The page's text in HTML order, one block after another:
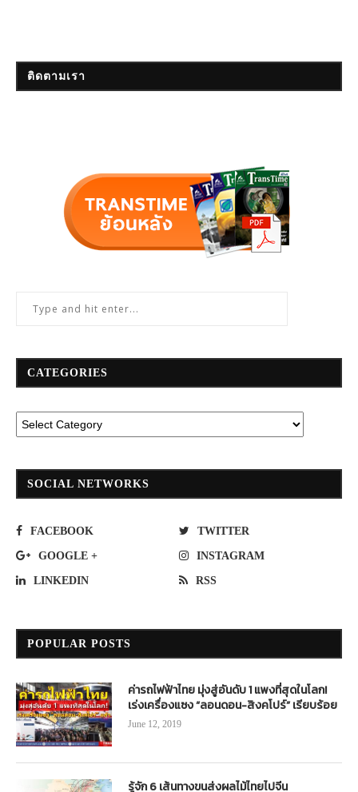
ติดตามเรา
CATEGORIES
SOCIAL NETWORKS
FACEBOOK TWITTER
GOOGLE + INSTAGRAM
LINKEDIN RSS
POPULAR POSTS
ค่ารถไฟฟ้าไทย มุ่งสู่อันดับ 1 แพงที่สุดในโลก!
เร่งเครื่องแซง “ลอนดอน-สิงคโปร์” เรียบร้อย
June 12, 2019
รู้จัก 6 เส้นทางขนส่งผลไม้ไทยไปจีน